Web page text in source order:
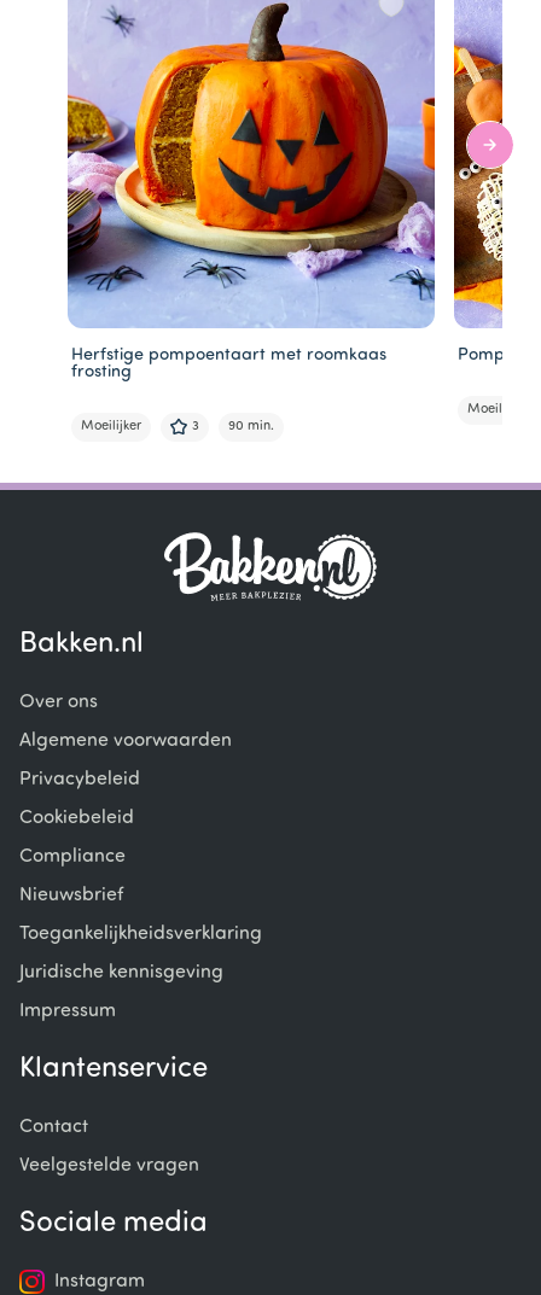
Herfstige pompoentaart met roomkaas
frosting
Moeilijker 3 90 min.
Pompoen
Moeilijk
1
Bakken.nl
Over ons
Algemene voorwaarden
Privacybeleid
Cookiebeleid
Compliance
Nieuwsbrief
Toegankelijkheidsverklaring
Juridische kennisgeving
Impressum
Klantenservice
Contact
Veelgestelde vragen
Sociale media
Instagram